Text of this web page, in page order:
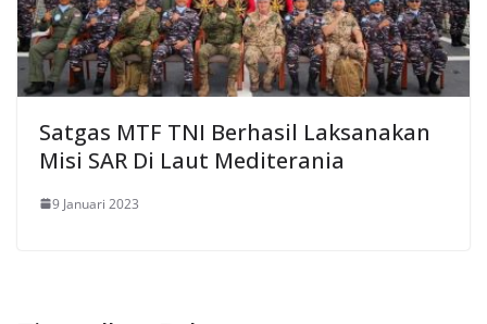
Satgas MTF TNI Berhasil Laksanakan
Misi SAR Di Laut Mediterania
9 Januari 2023